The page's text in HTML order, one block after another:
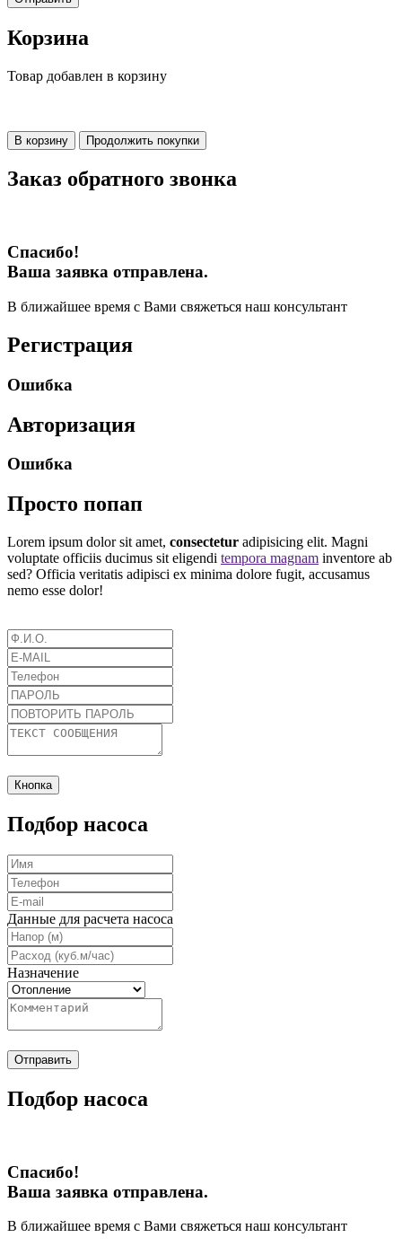
Корзина
Товар добавлен в корзину
В корзину Продолжить покупки
Заказ обратного звонка
Спасибо!
Ваша заявка отправлена.
В ближайшее время с Вами свяжеться наш консультант
Регистрация
Ошибка
Авторизация
Ошибка
Просто попап
Lorem ipsum dolor sit amet, consectetur adipisicing elit. Magni
voluptate officiis ducimus sit eligendi tempora magnam inventore ab
sed? Officia veritatis adipisci ex minima dolore fugit, accusamus
nemo esse dolor!
Кнопка
Подбор насоса
Данные для расчета насоса
Назначение
Отправить
Подбор насоса
Спасибо!
Ваша заявка отправлена.
В ближайшее время с Вами свяжеться наш консультант